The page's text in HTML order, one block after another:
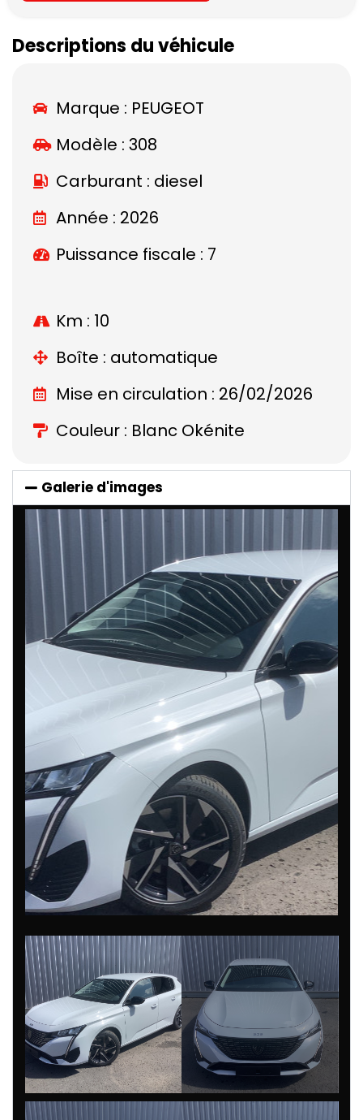
Descriptions du véhicule
Marque : PEUGEOT
Modèle : 308
Carburant : diesel
Année : 2026
Puissance fiscale : 7
Km : 10
Boîte : automatique
Mise en circulation : 26/02/2026
Couleur : Blanc Okénite
Galerie d'images